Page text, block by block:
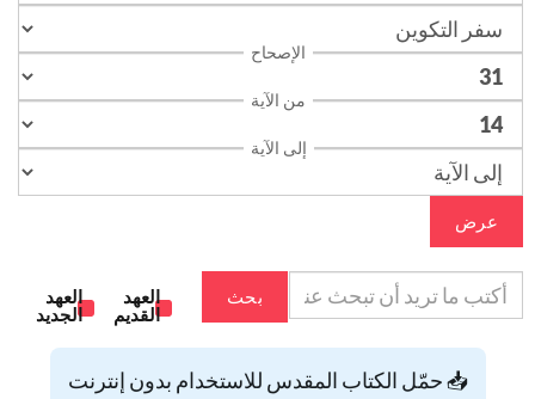
الإصحاح
من الآية
إلى الآية
عرض
بحث
العهد
القديم
العهد
الجديد
📥 حمّل الكتاب المقدس للاستخدام بدون إنترنت